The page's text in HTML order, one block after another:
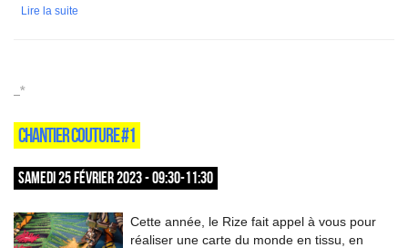
Lire la suite
_*
CHANTIER COUTURE #1
SAMEDI 25 FÉVRIER 2023 - 09:30-11:30
Cette année, le Rize fait appel à vous pour
réaliser une carte du monde en tissu, en